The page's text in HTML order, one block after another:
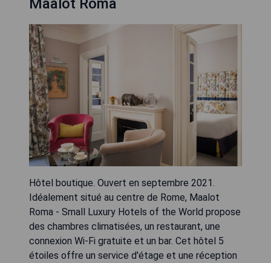
Maalot Roma
Hôtel boutique. Ouvert en septembre 2021.
Idéalement situé au centre de Rome, Maalot
Roma - Small Luxury Hotels of the World propose
des chambres climatisées, un restaurant, une
connexion Wi-Fi gratuite et un bar. Cet hôtel 5
étoiles offre un service d'étage et une réception